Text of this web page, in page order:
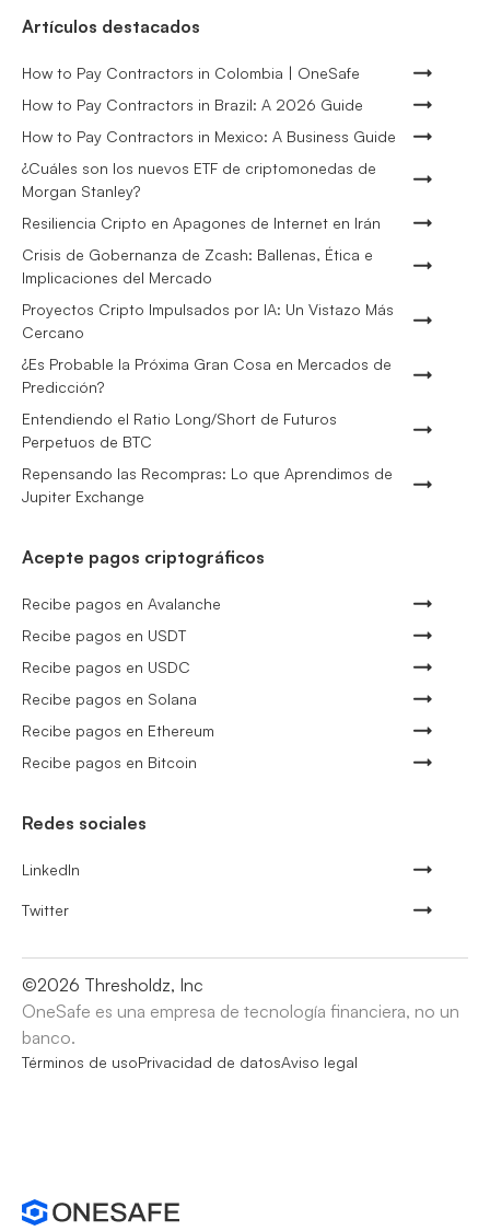
Artículos destacados
How to Pay Contractors in Colombia | OneSafe
How to Pay Contractors in Brazil: A 2026 Guide
How to Pay Contractors in Mexico: A Business Guide
¿Cuáles son los nuevos ETF de criptomonedas de
Morgan Stanley?
Resiliencia Cripto en Apagones de Internet en Irán
Crisis de Gobernanza de Zcash: Ballenas, Ética e
Implicaciones del Mercado
Proyectos Cripto Impulsados por IA: Un Vistazo Más
Cercano
¿Es Probable la Próxima Gran Cosa en Mercados de
Predicción?
Entendiendo el Ratio Long/Short de Futuros
Perpetuos de BTC
Repensando las Recompras: Lo que Aprendimos de
Jupiter Exchange
Acepte pagos criptográficos
Recibe pagos en Avalanche
Recibe pagos en USDT
Recibe pagos en USDC
Recibe pagos en Solana
Recibe pagos en Ethereum
Recibe pagos en Bitcoin
Redes sociales
LinkedIn
Twitter
©2026 Thresholdz, Inc
OneSafe es una empresa de tecnología financiera, no un
banco.
Términos de usoPrivacidad de datosAviso legal